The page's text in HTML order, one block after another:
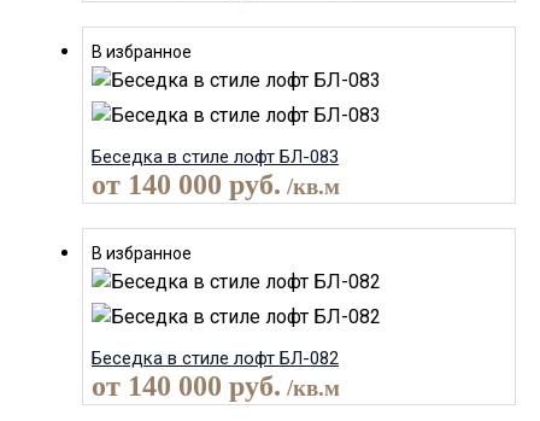
В избранное
Беседка в стиле лофт БЛ-083
от 140 000 руб. /кв.м
В избранное
Беседка в стиле лофт БЛ-082
от 140 000 руб. /кв.м